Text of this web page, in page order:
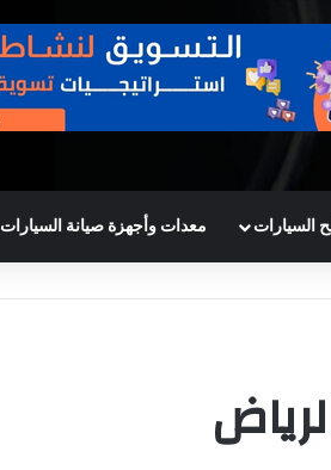
السيارات معدات وأجهزة صيانة السيارات